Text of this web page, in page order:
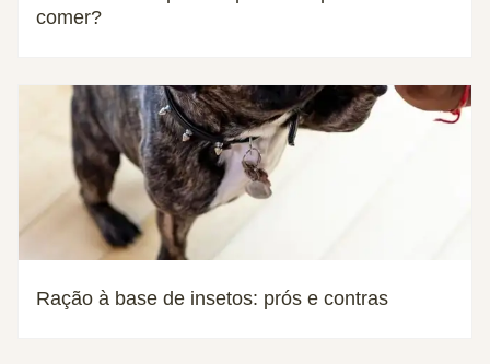
comer?
Ração à base de insetos: prós e contras